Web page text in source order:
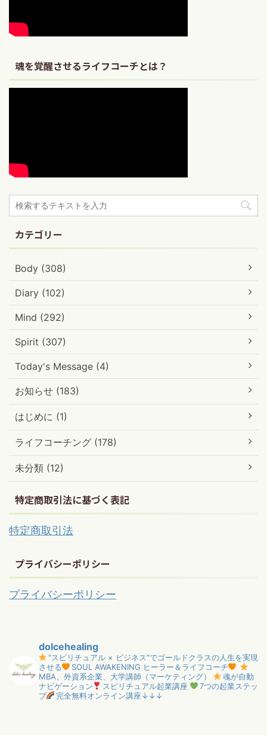
魂を覚醒させるライフコーチとは？
カテゴリー
Body (308)
Diary (102)
Mind (292)
Spirit (307)
Today's Message (4)
お知らせ (183)
はじめに (1)
ライフコーチング (178)
未分類 (12)
特定商取引法に基づく表記
特定商取引法
プライバシーポリシー
プライバシーポリシー
dolcehealing
"スピリチュアル × ビジネス”でゴールドクラスの人生を実現
させる
SOUL AWAKENING ヒーラー＆ライフコーチ
MBA、外資系企業、大学講師（マーケティング）
魂が自動
ナビゲーション
スピリチュアル起業講座
7つの起業ステッ
プ
完全無料オンライン講座↓↓↓